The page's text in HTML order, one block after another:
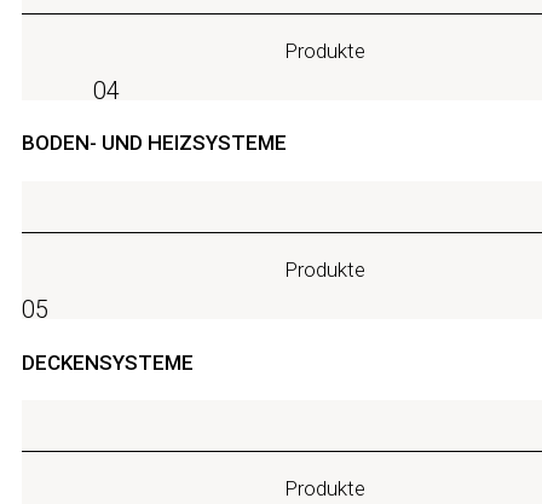
Produkte
04
BODEN- UND HEIZSYSTEME
Produkte
05
DECKENSYSTEME
Produkte